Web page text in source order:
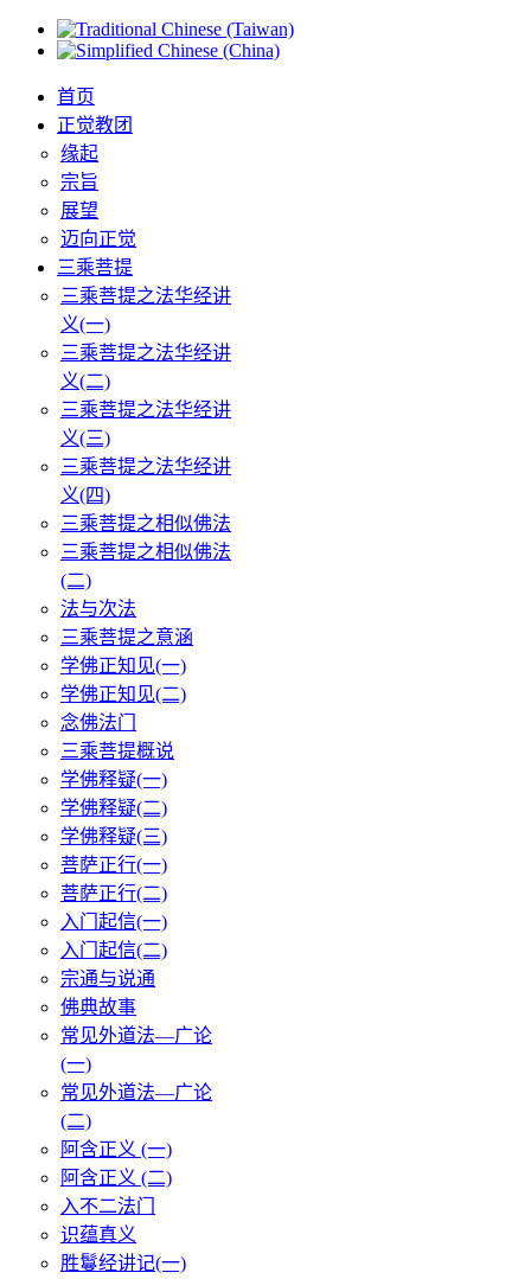
首页
正觉教团
缘起
宗旨
展望
迈向正觉
三乘菩提
三乘菩提之法华经讲
义(一)
三乘菩提之法华经讲
义(二)
三乘菩提之法华经讲
义(三)
三乘菩提之法华经讲
义(四)
三乘菩提之相似佛法
三乘菩提之相似佛法
(二)
法与次法
三乘菩提之意涵
学佛正知见(一)
学佛正知见(二)
念佛法门
三乘菩提概说
学佛释疑(一)
学佛释疑(二)
学佛释疑(三)
菩萨正行(一)
菩萨正行(二)
入门起信(一)
入门起信(二)
宗通与说通
佛典故事
常见外道法—广论
(一)
常见外道法—广论
(二)
阿含正义 (一)
阿含正义 (二)
入不二法门
识蕴真义
胜鬘经讲记(一)